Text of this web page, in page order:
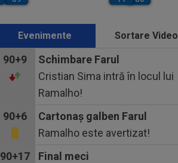
Evenimente Sortare Video
90+9
Schimbare Farul
Cristian Sima intră în locul lui
Ramalho!
90+6
Cartonaş galben Farul
Ramalho este avertizat!
90+17
Final meci